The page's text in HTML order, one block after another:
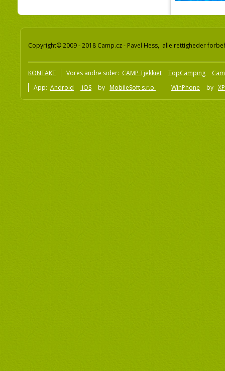
Copyright© 2009 - 2018 Camp.cz - Pavel Hess, alle rettigheder
KONTAKT Vores andre sider: CAMP Tjekkiet TopCamping
App: Android iOS by MobileSoft s.r.o WinPhone by